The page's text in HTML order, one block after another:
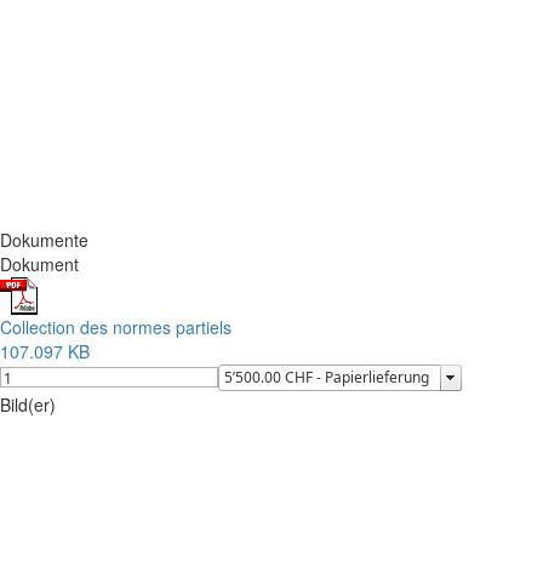
Dokumente
Dokument
Collection des normes partiels
107.097 KB
Bild(er)